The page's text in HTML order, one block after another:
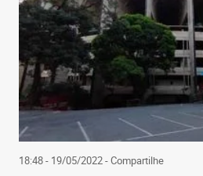
18:48 - 19/05/2022- Compartilhe